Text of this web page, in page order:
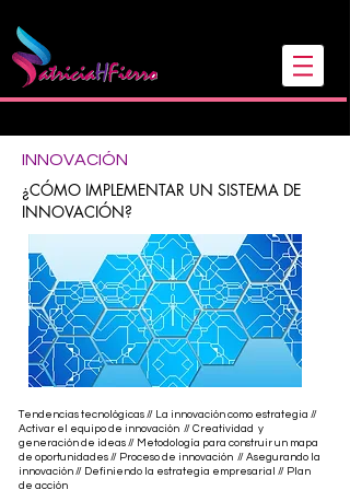
INNOVACIÓN
¿CÓMO IMPLEMENTAR UN SISTEMA DE
INNOVACIÓN?
Tendencias tecnológicas // La innovación como estrategia //
Activar el equipo de innovación // Creatividad y
generación de ideas // Metodología para construir un mapa
de oportunidades // Proceso de innovación // Asegurando la
innovación // Definiendo la estrategia empresarial // Plan
de acción